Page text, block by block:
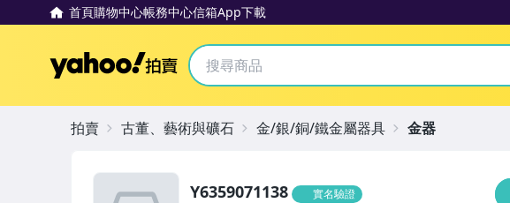
首頁購物中心帳務中心信箱App下載
Yahoo拍賣
Y6359071138 實名驗證
拍賣 古董、藝術與礦石 金/銀/銅/鐵金屬器具 金器